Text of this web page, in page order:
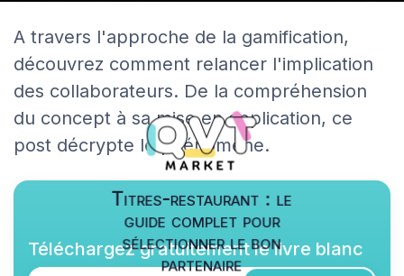
A travers l'approche de la gamification,
découvrez comment relancer l'implication
des collaborateurs. De la compréhension
du concept à sa mise en application, ce
post décrypte le phénomène.
Titres-restaurant : le
guide complet pour
sélectionner le bon
partenaire
Téléchargez gratuitement le livre blanc